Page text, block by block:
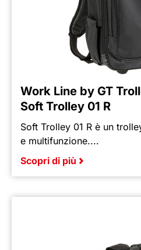
Work Line by GT
Soft Trolley 01 R
Soft Trolley 01 R è un
e multifunzione....
Scopri di più